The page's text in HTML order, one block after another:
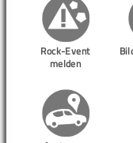
Rock-Event
melden